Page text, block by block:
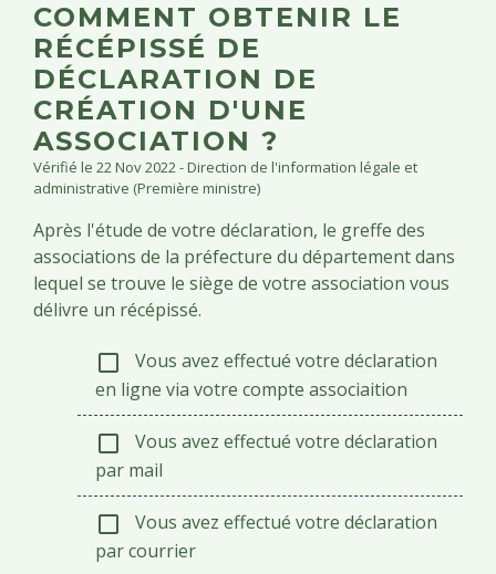
COMMENT OBTENIR LE
RÉCÉPISSÉ DE
DÉCLARATION DE
CRÉATION D'UNE
ASSOCIATION ?
Vérifié le 22 Nov 2022 - Direction de l'information légale et
administrative (Première ministre)
Après l'étude de votre déclaration, le greffe des
associations de la préfecture du département dans
lequel se trouve le siège de votre association vous
délivre un récépissé.
check_box_outline_blank
Vous avez effectué votre déclaration
en ligne via votre compte associaition
check_box_outline_blank
Vous avez effectué votre déclaration
par mail
check_box_outline_blank
Vous avez effectué votre déclaration
par courrier